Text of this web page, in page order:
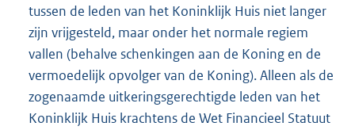
tussen de leden van het Koninklijk Huis niet langer
zijn vrijgesteld, maar onder het normale regiem
vallen (behalve schenkingen aan de Koning en de
vermoedelijk opvolger van de Koning). Alleen als de
zogenaamde uitkeringsgerechtigde leden van het
Koninklijk Huis krachtens de Wet Financieel Statuut